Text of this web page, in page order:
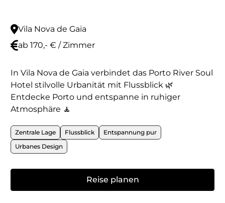
Vila Nova de Gaia
ab 170,- € / Zimmer
In Vila Nova de Gaia verbindet das Porto River Soul
Hotel stilvolle Urbanität mit Flussblick 🌿
Entdecke Porto und entspanne in ruhiger
Atmosphäre 🧘
Zentrale Lage Flussblick
Entspannung pur
Urbanes Design
Reise planen